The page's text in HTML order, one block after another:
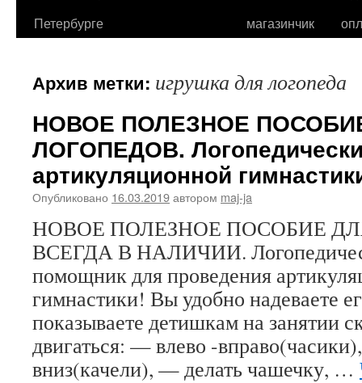
Петербурге
магазинчик
Архив метки: игрушка для логопеда
НОВОЕ ПОЛЕЗНОЕ
ЛОГОПЕДОВ.
артикуляционной
Опубликовано 16.03.2019автором maj-ja
НОВОЕ ПОЛЕЗНОЕ ПОСОБИЕ
ВСЕГДА В НАЛИЧИИ.
помощник для проведения
гимнастики! Вы удобно надеваете
показываете детишкам на занятии
двигаться: — влево -
вниз(качели), — делать чашечку, …